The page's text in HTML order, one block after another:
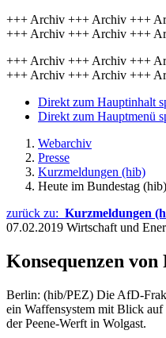
+++ Archiv +++ Archiv +++
+++ Archiv +++ Archiv +++
+++ Archiv +++ Archiv +++
+++ Archiv +++ Archiv +++
Direkt zum Hauptinhalt
Direkt zum Hauptmenü
Webarchiv
Presse
Kurzmeldungen (hib)
Heute im Bundestag (hib)
zurück zu: Kurzmeldungen
07.02.2019 Wirtschaft und
Konsequenzen
Berlin: (hib/PEZ) Die AfD-
ein Waffensystem mit Blick
der Peene-Werft in Wolgast.